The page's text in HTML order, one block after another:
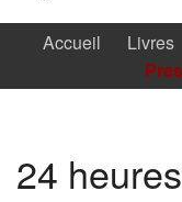
Accueil Livres
24